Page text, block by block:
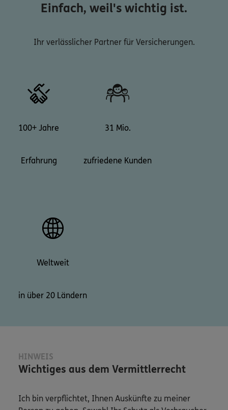
Einfach, weil's wichtig ist.
Ihr verlässlicher Partner für Versicherungen.
100+ Jahre
Erfahrung
31 Mio.
zufriedene Kunden
Weltweit
in über 20 Ländern
HINWEIS
Wichtiges aus dem Vermittlerrecht
Ich bin verpflichtet, Ihnen Auskünfte zu meiner